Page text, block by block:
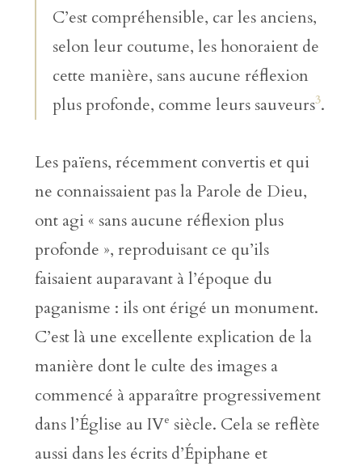
C’est compréhensible, car les anciens,
selon leur coutume, les honoraient de
cette manière, sans aucune réflexion
plus profonde, comme leurs sauveurs3.
Les païens, récemment convertis et qui
ne connaissaient pas la Parole de Dieu,
ont agi « sans aucune réflexion plus
profonde », reproduisant ce qu’ils
faisaient auparavant à l’époque du
paganisme : ils ont érigé un monument.
C’est là une excellente explication de la
manière dont le culte des images a
commencé à apparaître progressivement
dans l’Église au IVe siècle. Cela se reflète
aussi dans les écrits d’Épiphane et